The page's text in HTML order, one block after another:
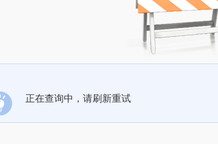
正在查询中，请刷新重试